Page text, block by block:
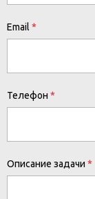
Email
Телефон
Описание задачи